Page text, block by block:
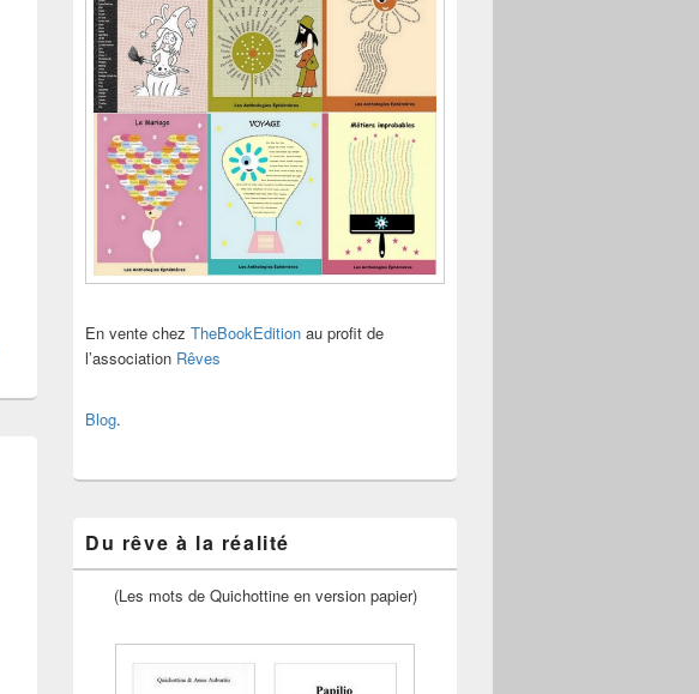
En vente chez TheBookEdition au profit de
l’association Rêves
Blog.
Du rêve à la réalité
(Les mots de Quichottine en version papier)